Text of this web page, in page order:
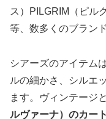
ス）PILGRIM（ピル
等、数多くのブラン
シアーズのアイテム
ルの細かさ、シルエ
ます。ヴィンテージ
ルヴァーナ）のカー